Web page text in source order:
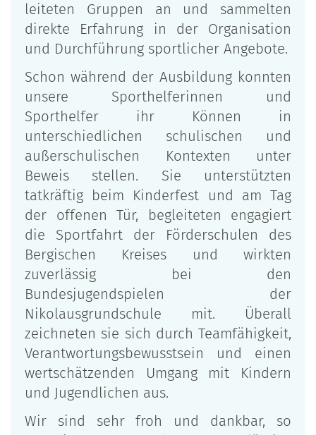
leiteten Gruppen an und sammelten
direkte Erfahrung in der Organisation
und Durchführung sportlicher Angebote.
Schon während der Ausbildung konnten
unsere Sporthelferinnen und
Sporthelfer ihr Können in
unterschiedlichen schulischen und
außerschulischen Kontexten unter
Beweis stellen. Sie unterstützten
tatkräftig beim Kinderfest und am Tag
der offenen Tür, begleiteten engagiert
die Sportfahrt der Förderschulen des
Bergischen Kreises und wirkten
zuverlässig bei den
Bundesjugendspielen der
Nikolausgrundschule mit. Überall
zeichneten sie sich durch Teamfähigkeit,
Verantwortungsbewusstsein und einen
wertschätzenden Umgang mit Kindern
und Jugendlichen aus.
Wir sind sehr froh und dankbar, so